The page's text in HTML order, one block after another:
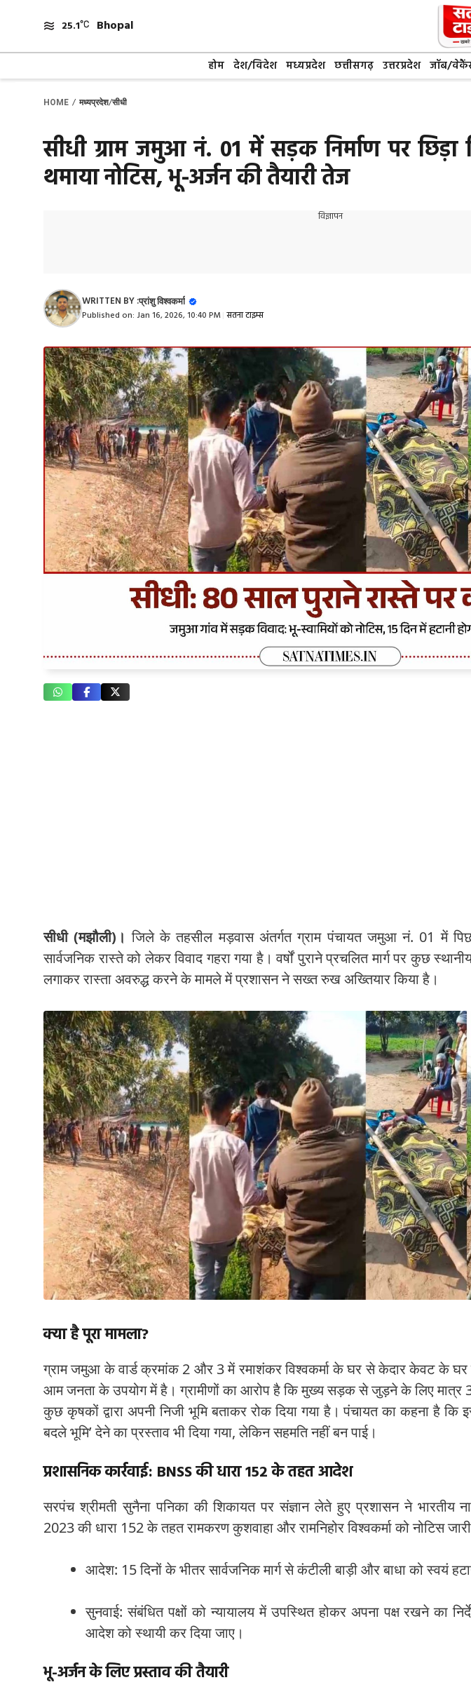
content
25.1 Bhopal
होम देश/विदेश मध्यप्रदेश छत्तीसगढ़ उत्तरप्रदेश जॉब/
HOME / मध्यप्रदेश/सीधी
सीधी ग्राम जमुआ नं. 01 में सड़क निर्माण पर छिड़ा
थमाया नोटिस, भू-अर्जन की तैयारी तेज
विज्ञापन
WRITTEN BY :प्रांशु विश्वकर्मा
Published on: Jan 16, 2026, 10:40 PM सतना टाइम्स
सीधी (मझौली)। जिले के तहसील मड़वास अंतर्गत ग्राम पंचायत जमुआ नं. 01 में
सार्वजनिक रास्ते को लेकर विवाद गहरा गया है। वर्षों पुराने प्रचलित मार्ग पर कुछ स्थानीय
लगाकर रास्ता अवरुद्ध करने के मामले में प्रशासन ने सख्त रुख अख्तियार किया है।
क्या है पूरा मामला?
ग्राम जमुआ के वार्ड क्रमांक 2 और 3 में रमाशंकर विश्वकर्मा के घर से केदार केवट के घर
आम जनता के उपयोग में है। ग्रामीणों का आरोप है कि मुख्य सड़क से जुड़ने के लिए मात्र
कुछ कृषकों द्वारा अपनी निजी भूमि बताकर रोक दिया गया है। पंचायत का कहना है कि
बदले भूमि’ देने का प्रस्ताव भी दिया गया, लेकिन सहमति नहीं बन पाई।
प्रशासनिक कार्रवाई: BNSS की धारा 152 के तहत आदेश
सरपंच श्रीमती सुनैना पनिका की शिकायत पर संज्ञान लेते हुए प्रशासन ने भारतीय
2023 की धारा 152 के तहत रामकरण कुशवाहा और रामनिहोर विश्वकर्मा को नोटिस
आदेश: 15 दिनों के भीतर सार्वजनिक मार्ग से कंटीली बाड़ी और बाधा को स्वयं
सुनवाई: संबंधित पक्षों को न्यायालय में उपस्थित होकर अपना पक्ष रखने का
आदेश को स्थायी कर दिया जाए।
भू-अर्जन के लिए प्रस्ताव की तैयारी